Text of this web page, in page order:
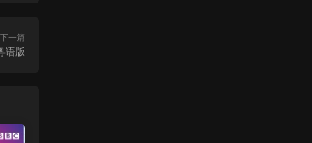
下一篇
语版